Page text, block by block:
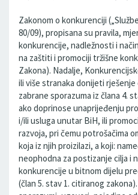
Zakonom o konkurenciji
80/09), propisana su pravila,
konkurencije, nadležnosti i
na zaštiti i promociji tržišne
Zakona). Nadalje,
ili više stranaka donijeti
zabrane sporazuma iz člana 4.
ako doprinose unaprijeđenju
i/ili usluga unutar BiH, ili
razvoja, pri čemu potrošačima
koja iz njih proizilazi, a koji:
neophodna za postizanje cilja i
konkurencije u bitnom dijelu
(član 5. stav 1. citiranog